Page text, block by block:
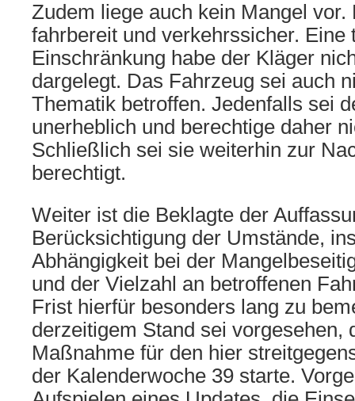
Zudem liege auch kein Mangel vor.
fahrbereit und verkehrssicher. Eine
Einschränkung habe der Kläger
dargelegt. Das Fahrzeug sei auch
Thematik betroffen. Jedenfalls sei
unerheblich und berechtige daher
Schließlich sei sie weiterhin zur
berechtigt.
Weiter ist die Beklagte der
Berücksichtigung der Umstände,
Abhängigkeit bei der
und der Vielzahl an betroffenen
Frist hierfür besonders lang zu
derzeitigem Stand sei vorgesehen,
Maßnahme für den hier
der Kalenderwoche 39 starte.